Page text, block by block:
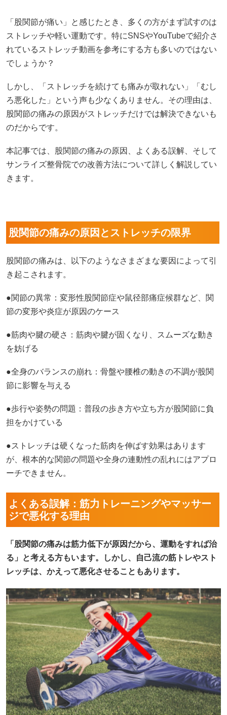
「股関節が痛い」と感じたとき、多くの方がまず試すのは
ストレッチや軽い運動です。特にSNSやYouTubeで紹介さ
れているストレッチ動画を参考にする方も多いのではない
でしょうか？
しかし、「ストレッチを続けても痛みが取れない」「むし
ろ悪化した」という声も少なくありません。その理由は、
股関節の痛みの原因がストレッチだけでは解決できないも
のだからです。
本記事では、股関節の痛みの原因、よくある誤解、そして
サンライズ整骨院での改善方法について詳しく解説してい
きます。
股関節の痛みの原因とストレッチの限界
股関節の痛みは、以下のようなさまざまな要因によって引
き起こされます。
●関節の異常：変形性股関節症や鼠径部痛症候群など、関
節の変形や炎症が原因のケース
●筋肉や腱の硬さ：筋肉や腱が固くなり、スムーズな動き
を妨げる
●全身のバランスの崩れ：骨盤や腰椎の動きの不調が股関
節に影響を与える
●歩行や姿勢の問題：普段の歩き方や立ち方が股関節に負
担をかけている
●ストレッチは硬くなった筋肉を伸ばす効果はあります
が、根本的な関節の問題や全身の連動性の乱れにはアプロ
ーチできません。
よくある誤解：筋力トレーニングやマッサー
ジで悪化する理由
「股関節の痛みは筋力低下が原因だから、運動をすれば治
る」と考える方もいます。しかし、自己流の筋トレやスト
レッチは、かえって悪化させることもあります。